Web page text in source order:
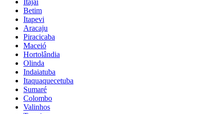
Itajaí
Betim
Itapevi
Aracaju
Piracicaba
Maceió
Hortolândia
Olinda
Indaiatuba
Itaquaquecetuba
Sumaré
Colombo
Valinhos